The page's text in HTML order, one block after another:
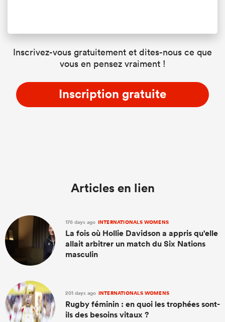
Inscrivez-vous gratuitement et dites-nous ce que
vous en pensez vraiment !
Inscription gratuite
Articles en lien
176 days ago INTERNATIONALS WOMENS
La fois où Hollie Davidson a appris qu'elle
allait arbitrer un match du Six Nations
masculin
201 days ago INTERNATIONALS WOMENS
Rugby féminin : en quoi les trophées sont-
ils des besoins vitaux ?